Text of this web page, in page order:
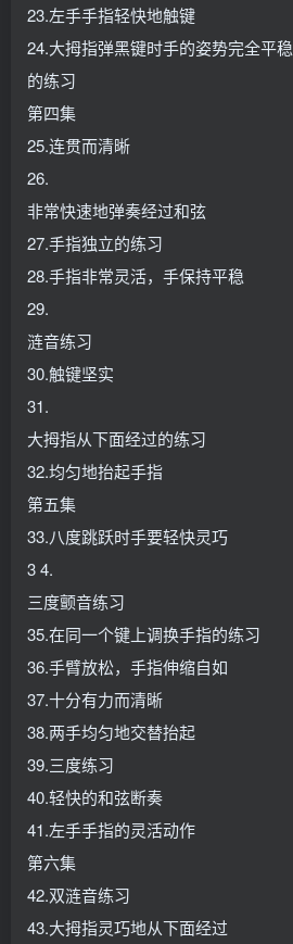
23.左手手指轻快地触键
24.大拇指弹黑键时手的姿势完全平稳
的练习
第四集
25.连贯而清晰
26.
非常快速地弹奏经过和弦
27.手指独立的练习
28.手指非常灵活，手保持平稳
29.
涟音练习
30.触键坚实
31.
大拇指从下面经过的练习
32.均匀地抬起手指
第五集
33.八度跳跃时手要轻快灵巧
3 4.
三度颤音练习
35.在同一个键上调换手指的练习
36.手臂放松，手指伸缩自如
37.十分有力而清晰
38.两手均匀地交替抬起
39.三度练习
40.轻快的和弦断奏
41.左手手指的灵活动作
第六集
42.双涟音练习
43.大拇指灵巧地从下面经过